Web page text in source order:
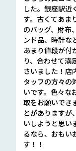
した。銀座駅近
す。古くてあま
のバッグ、財布
ンド品、時計な
あまり値段が付
り、合わせて満
さいました！店
タッフの方々の
いです。色々な
取をお願いでき
とがありますが
いしようと思い
るなら、おもい
す！！